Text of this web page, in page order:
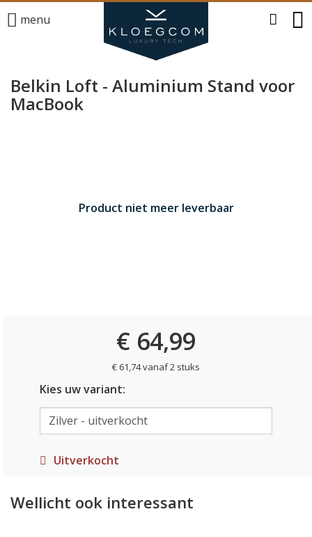
menu
Belkin Loft - Aluminium Stand voor
MacBook
Product niet meer leverbaar
€ 64,99
€ 61,74 vanaf 2 stuks
Kies uw variant:
Uitverkocht
Wellicht ook interessant